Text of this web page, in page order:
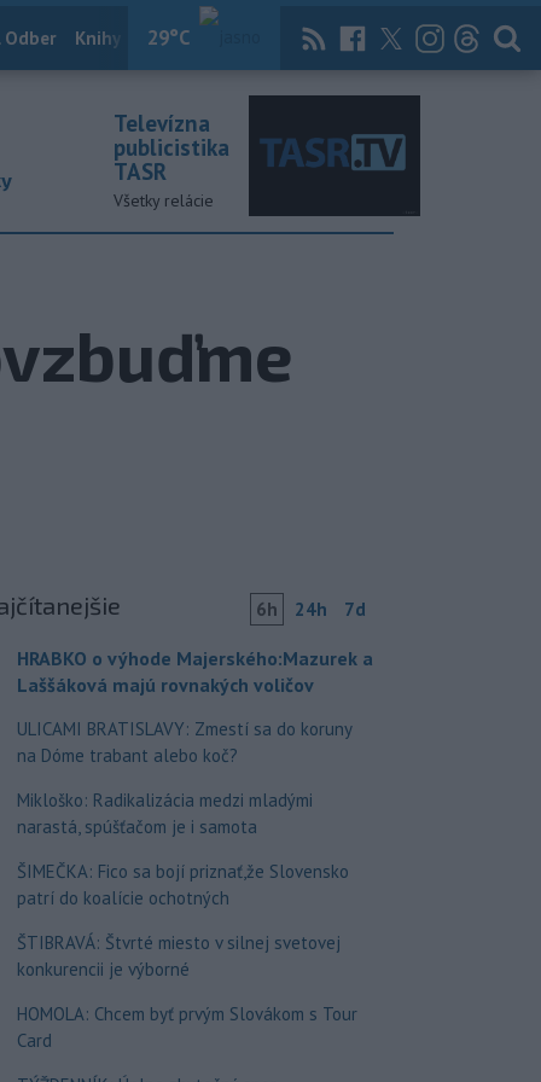
29°C
Odber Knihy Útulkovo Magazín News Now Archív
Televízna
publicistika
TASR
Všetky relácie
6h 24h 7d
HRABKO o výhode Majerského:Mazurek a
Laššáková majú rovnakých voličov
ULICAMI BRATISLAVY: Zmestí sa do koruny
na Dóme trabant alebo koč?
Mikloško: Radikalizácia medzi mladými
narastá, spúšťačom je i samota
ŠIMEČKA: Fico sa bojí priznať,že Slovensko
patrí do koalície ochotných
ŠTIBRAVÁ: Štvrté miesto v silnej svetovej
konkurencii je výborné
HOMOLA: Chcem byť prvým Slovákom s Tour
Card